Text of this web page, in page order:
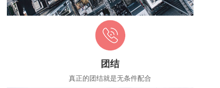
团结
真正的团结就是无条件配合